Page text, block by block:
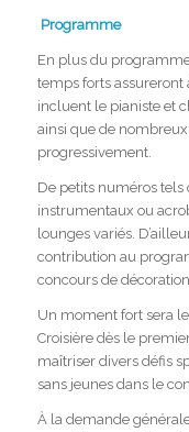
Programme
En plus du
temps forts assureront
incluent le pianiste et
ainsi que de
progressivement.
De petits numéros tels
instrumentaux ou
lounges variés.
contribution au
concours de
Un moment fort sera
Croisière dès le
maîtriser divers défis
sans jeunes dans le
À la demande